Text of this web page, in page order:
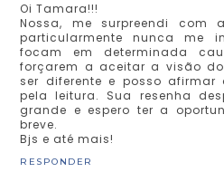
Oi Tamara!!!
Nossa, me surpreendi com
particularmente nunca me
focam em determinada
forçarem a aceitar a visão
ser diferente e posso afirmar
pela leitura. Sua resenha
grande e espero ter a
breve.
Bjs e até mais!
RESPONDER